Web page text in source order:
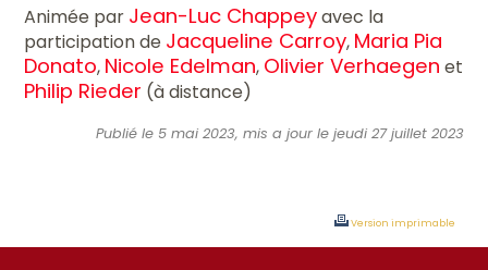
Animée par Jean-Luc Chappeyavec la
participation de Jacqueline Carroy, Maria Pia
Donato, Nicole Edelman, Olivier Verhaegen et
Philip Rieder (à distance)
Publié le 5 mai 2023, mis a jour le jeudi 27 juillet 2023
Version imprimable